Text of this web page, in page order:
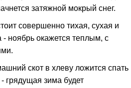
затяжной мокрый снег.
совершенно тихая, сухая и
- ноябрь окажется теплым, с
скот в хлеву ложится спать
- грядущая зима будет